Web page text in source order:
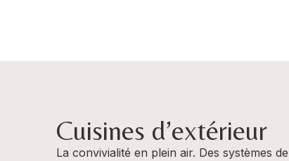
Cuisines d’extérieur
La convivialité en plein air. Des systèmes